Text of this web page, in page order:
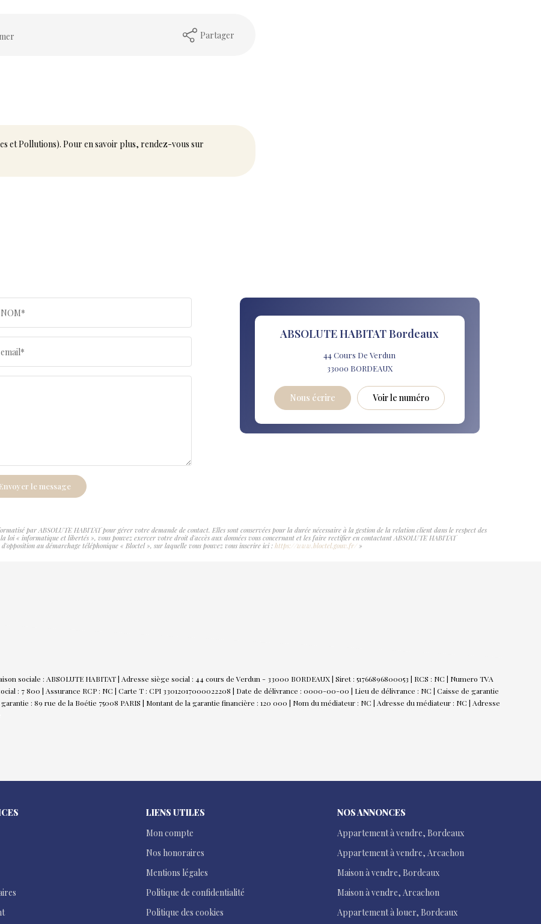
Partager
et Pollutions). Pour en savoir plus, rendez-vous sur
NOM*
email*
le message
ABSOLUTE HABITAT Bordeaux
44 Cours De Verdun
33000 BORDEAUX
Nous écrire Voir le numéro
par ABSOLUTE HABITAT pour gérer votre demande de contact. Elles sont conservées pour la durée nécessaire à la gestion de la relation client dans le respect des
loi « informatique et libertés », vous pouvez exercer votre droit d'accès aux données vous concernant et les faire rectifier en contactant ABSOLUTE HABITAT
au démarchage téléphonique « Bloctel », sur laquelle vous pouvez vous inscrire ici : https://www.bloctel.gouv.fr/»
sociale : ABSOLUTE HABITAT | Adresse siège social : 44 cours de Verdun - 33000 BORDEAUX | Siret : 51766896800053 | RCS : NC | Numero TVA
: 7 800 | Assurance RCP : NC | Carte T : CPI 33012017000022208 | Date de délivrance : 0000-00-00 | Lieu de délivrance : NC | Caisse de garantie
: 89 rue de la Boétie 75008 PARIS | Montant de la garantie financière : 120 000 | Nom du médiateur : NC | Adresse du médiateur : NC | Adresse
LIENS UTILES
Mon compte
Nos honoraires
Mentions légales
Politique de confidentialité
Politique des cookies
NOS ANNONCES
Appartement à vendre, Bordeaux
Appartement à vendre, Arcachon
Maison à vendre, Bordeaux
Maison à vendre, Arcachon
Appartement à louer, Bordeaux